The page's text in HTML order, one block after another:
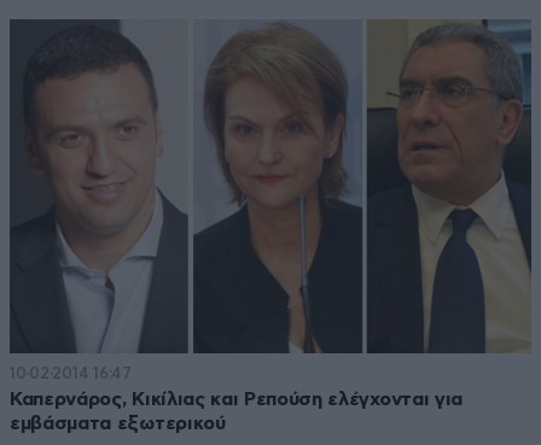
10·02·2014 16:47
Καπερνάρος, Κικίλιας και Ρεπούση ελέγχονται για
εμβάσματα εξωτερικού